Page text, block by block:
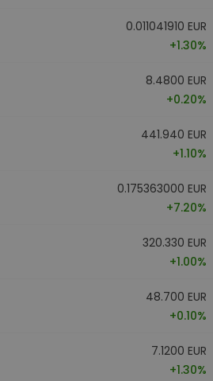
0.011041910 EUR
+1.30%
8.4800 EUR
+0.20%
441.940 EUR
+1.10%
0.175363000 EUR
+7.20%
320.330 EUR
+1.00%
48.700 EUR
+0.10%
7.1200 EUR
+1.30%